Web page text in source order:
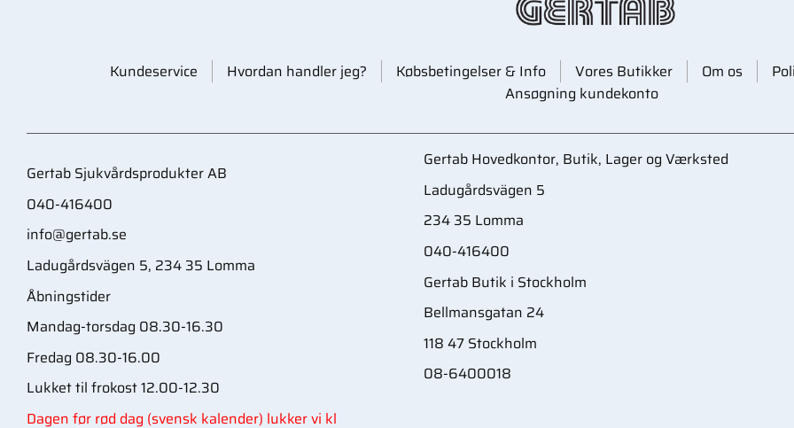
Kundeservice Hvordan handler jeg? Købsbetingelser & Info Vores Butikker Om os
Ansøgning kundekonto
Gertab Sjukvårdsprodukter AB
040-416400
info@gertab.se
Ladugårdsvägen 5, 234 35 Lomma
Åbningstider
Mandag-torsdag 08.30-16.30
Fredag 08.30-16.00
Lukket til frokost 12.00-12.30
Dagen før rød dag (svensk kalender) lukker vi kl
Gertab Hovedkontor, Butik, Lager og Værksted
Ladugårdsvägen 5
234 35 Lomma
040-416400
Gertab Butik i Stockholm
Bellmansgatan 24
118 47 Stockholm
08-6400018